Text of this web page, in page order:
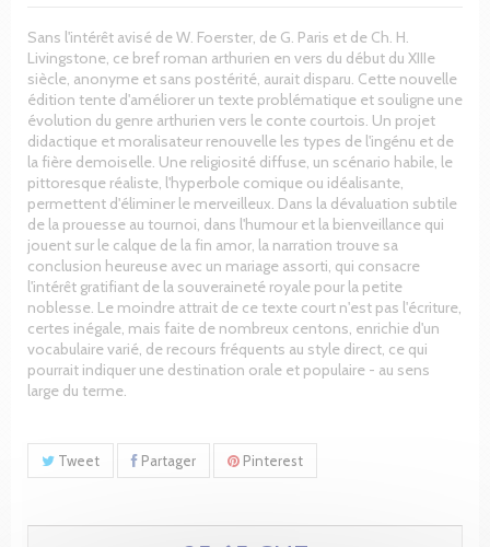
Sans l'intérêt avisé de W. Foerster, de G. Paris et de Ch. H.
Livingstone, ce bref roman arthurien en vers du début du XIIIe
siècle, anonyme et sans postérité, aurait disparu. Cette nouvelle
édition tente d'améliorer un texte problématique et souligne une
évolution du genre arthurien vers le conte courtois. Un projet
didactique et moralisateur renouvelle les types de l'ingénu et de
la fière demoiselle. Une religiosité diffuse, un scénario habile, le
pittoresque réaliste, l'hyperbole comique ou idéalisante,
permettent d'éliminer le merveilleux. Dans la dévaluation subtile
de la prouesse au tournoi, dans l'humour et la bienveillance qui
jouent sur le calque de la fin amor, la narration trouve sa
conclusion heureuse avec un mariage assorti, qui consacre
l'intérêt gratifiant de la souveraineté royale pour la petite
noblesse. Le moindre attrait de ce texte court n'est pas l'écriture,
certes inégale, mais faite de nombreux centons, enrichie d'un
vocabulaire varié, de recours fréquents au style direct, ce qui
pourrait indiquer une destination orale et populaire - au sens
large du terme.
Tweet Partager Pinterest